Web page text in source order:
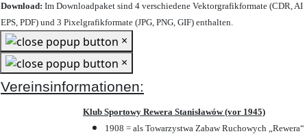
Download: Im Downloadpaket sind 4 verschiedene Vektorgrafikformate (CDR, AI
EPS, PDF) und 3 Pixelgrafikformate (JPG, PNG, GIF) enthalten.
×
×
Vereinsinformationen:
Klub Sportowy Rewera Stanisławów (vor 1945)
1908 = als Towarzystwa Zabaw Ruchowych „Rewera“